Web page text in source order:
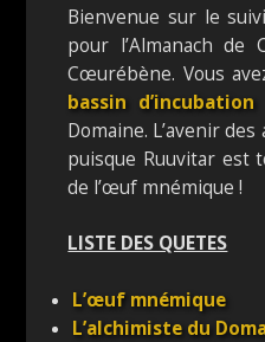
Bienvenue sur le
pour l’Almanach de
Cœurébène. Vous
bassin d’incubation
Domaine. L’avenir
puisque Ruuvitar est
de l’œuf mnémique !
LISTE DES QUETES
L’œuf mnémique
L’alchimiste du